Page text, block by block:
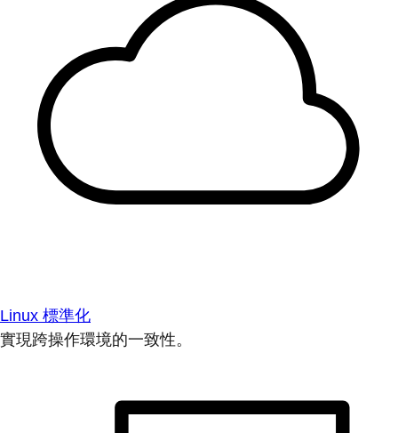
Linux 標準化
實現跨操作環境的一致性。